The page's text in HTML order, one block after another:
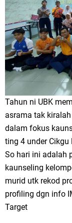
Tahun ni UBK
asrama tak
dalam fokus
ting 4 under Cikgu
So hari ini adalah
kaunseling
murid utk rekod
profiling dgn info
Target